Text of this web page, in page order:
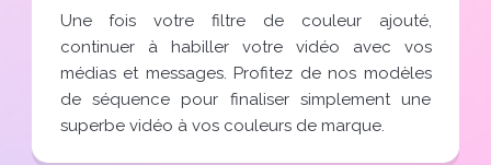
Une fois votre filtre de couleur ajouté,
continuer à habiller votre vidéo avec vos
médias et messages. Profitez de nos modèles
de séquence pour finaliser simplement une
superbe vidéo à vos couleurs de marque.